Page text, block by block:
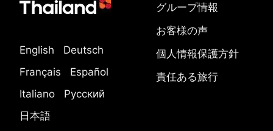
English
Deutsch
Français
Español
Italiano
Русский
日本語
グループ情報
お客様の声
個人情報保護方針
責任ある旅行